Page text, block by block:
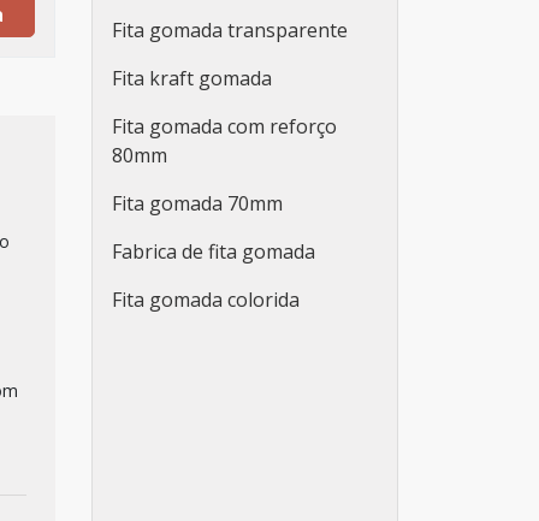
Fita gomada transparente
Fita kraft gomada
Fita gomada com reforço
80mm
Fita gomada 70mm
Fabrica de fita gomada
Fita gomada colorida